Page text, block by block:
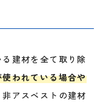
建材を全て取り除
われている場合や
アスベストの建材